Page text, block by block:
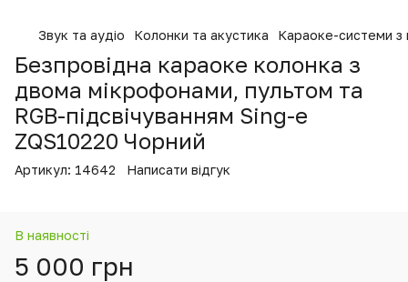
Звук та аудіо Колонки та акустика Караоке-системи з
Безпровідна караоке колонка з
двома мікрофонами, пультом та
RGB-підсвічуванням Sing-e
ZQS10220 Чорний
Артикул: 14642 Написати відгук
В наявності
5 000 грн